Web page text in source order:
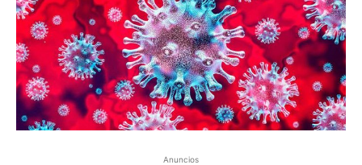
Anuncios